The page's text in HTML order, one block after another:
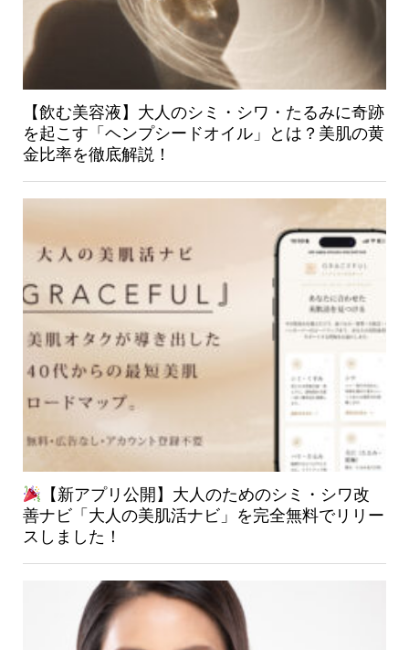
【飲む美容液】大人のシミ・シワ・たるみに奇跡
を起こす「ヘンプシードオイル」とは？美肌の黄
金比率を徹底解説！
【新アプリ公開】大人のためのシミ・シワ改
善ナビ「大人の美肌活ナビ」を完全無料でリリー
スしました！